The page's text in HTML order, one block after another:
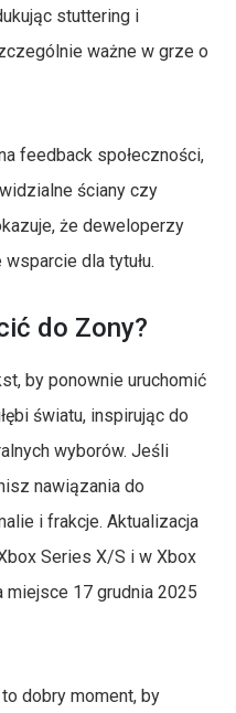
stuttering i
ważne w grze o
feedback społeczności,
ściany czy
że deweloperzy
dla tytułu.
do Zony?
by ponownie uruchomić
światu, inspirując do
wyborów. Jeśli
nawiązania do
i frakcje. Aktualizacja
Series X/S i w Xbox
miejsce 17 grudnia 2025
dobry moment, by